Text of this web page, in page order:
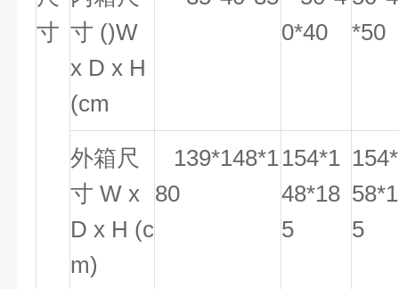
寸 寸 ()W
x D x H
(cm
0*40
*50
外箱尺
寸 W x
D x H (c
m)
139*148*1
80
154*1
48*18
5
5